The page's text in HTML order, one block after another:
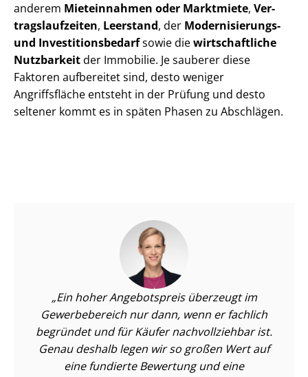
anderem Mieteinnahmen oder Marktmiete, Ver­
trags­lauf­zei­ten, Leerstand, der Modernisierungs-
und In­ves­ti­ti­ons­be­darfsowie diewirtschaftliche
Nutzbarkeitder Immobilie. Je sauberer diese
Faktoren aufbereitet sind, desto weniger
Angriffsfläche entsteht in der Prüfung und desto
seltener kommt es in späten Phasen zu Abschlägen.
Ein hoher Angebotspreis überzeugt im
Gewerbebereich nur dann, wenn er fachlich
begründet und für Käufer nachvollziehbar ist.
Genau deshalb legen wir so großen Wert auf
eine fundierte Bewertung und eine